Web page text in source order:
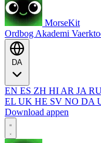
MorseKit
Ordbog Akademi
EN ES ZH HI AR JA
EL UK HE SV NO DA
Download appen